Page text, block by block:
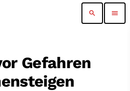
search menu
Gefahren